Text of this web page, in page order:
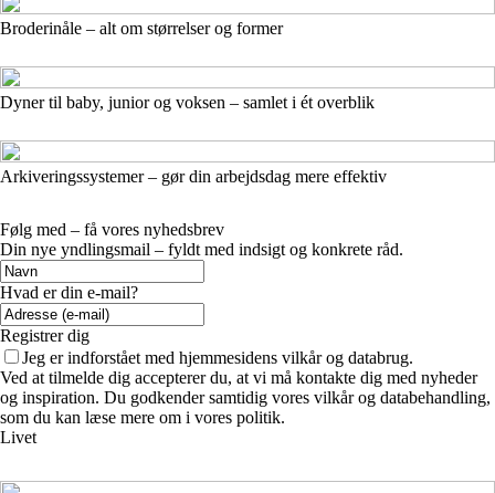
Broderinåle – alt om størrelser og former
Dyner til baby, junior og voksen – samlet i ét overblik
Arkiveringssystemer – gør din arbejdsdag mere effektiv
Følg med – få vores nyhedsbrev
Din nye yndlingsmail – fyldt med indsigt og konkrete råd.
Hvad er din e-mail?
Registrer dig
Jeg er indforstået med hjemmesidens vilkår og databrug.
Ved at tilmelde dig accepterer du, at vi må kontakte dig med nyheder
og inspiration. Du godkender samtidig vores vilkår og databehandling,
som du kan læse mere om i vores politik.
Livet